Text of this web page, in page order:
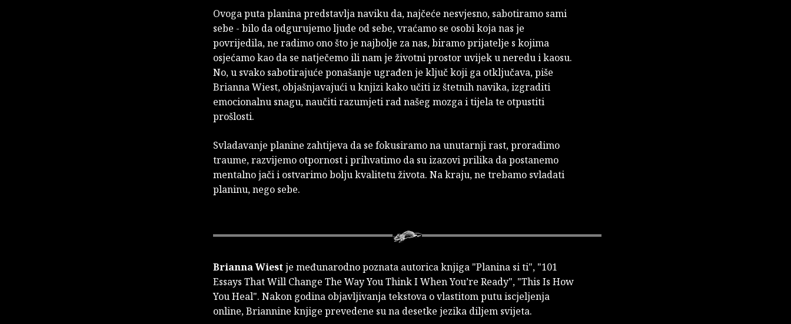
Ovoga puta planina predstavlja naviku da, najčeće nesvjesno, sabotiramo sami
sebe - bilo da odgurujemo ljude od sebe, vraćamo se osobi koja nas je
povrijedila, ne radimo ono što je najbolje za nas, biramo prijatelje s kojima
osjećamo kao da se natječemo ili nam je životni prostor uvijek u neredu i kaosu.
No, u svako sabotirajuće ponašanje ugrađen je ključ koji ga otključava, piše
Brianna Wiest, objašnjavajući u knjizi kako učiti iz štetnih navika, izgraditi
emocionalnu snagu, naučiti razumjeti rad našeg mozga i tijela te otpustiti
prošlosti.
Svladavanje planine zahtijeva da se fokusiramo na unutarnji rast, proradimo
traume, razvijemo otpornost i prihvatimo da su izazovi prilika da postanemo
mentalno jači i ostvarimo bolju kvalitetu života. Na kraju, ne trebamo svladati
planinu, nego sebe.
Brianna Wiestje međunarodno poznata autorica knjiga "Planina si ti", "101
Essays That Will Change The Way You Think I When You’re Ready", "This Is How
You Heal". Nakon godina objavljivanja tekstova o vlastitom putu iscjeljenja
online, Briannine knjige prevedene su na desetke jezika diljem svijeta.